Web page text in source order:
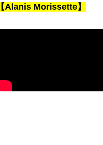
【Alanis Morissette】